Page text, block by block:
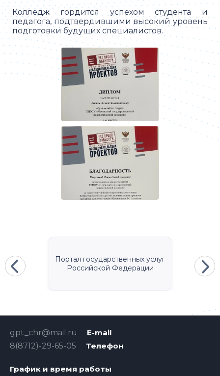
Колледж гордится успехом студента и
педагога, подтвердившими высокий уровень
подготовки будущих специалистов.
Портал государственных услуг
Российской Федерации
E-mail
gpt_chr@mail.ru
Телефон
8(8712)-29-65-05
График и время работы